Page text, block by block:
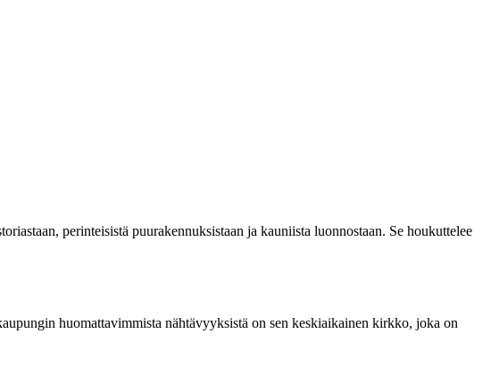
perinteisistä puurakennuksistaan ja kauniista luonnostaan. Se houkuttelee
huomattavimmista nähtävyyksistä on sen keskiaikainen kirkko, joka on